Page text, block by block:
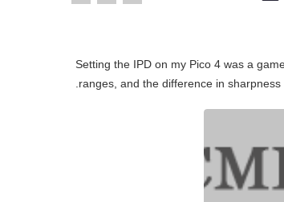
"Setting the IPD on my Pico 4 was a
ranges, and the difference in sharpness